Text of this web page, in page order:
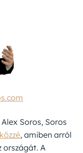
Soros, Soros
, amiben arról
országát. A